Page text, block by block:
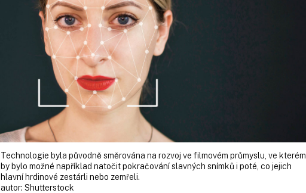
Technologie byla původně směrována na rozvoj ve filmovém průmyslu, ve kterém
by bylo možné například natočit pokračování slavných snímků i poté, co jejich
hlavní hrdinové zestárli nebo zemřeli.
autor: Shutterstock